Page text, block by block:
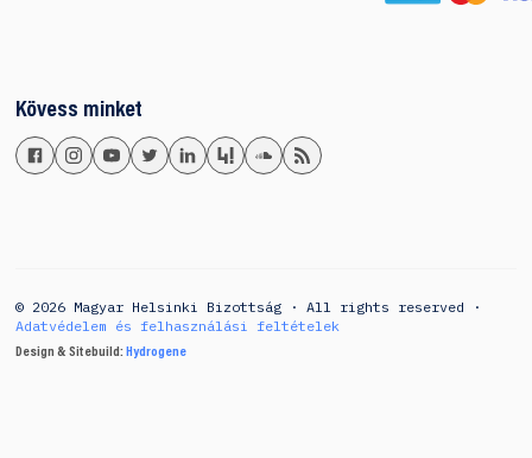
Kövess minket
© 2026 Magyar Helsinki Bizottság · All rights reserved ·
Adatvédelem és felhasználási feltételek
Design & Sitebuild: Hydrogene